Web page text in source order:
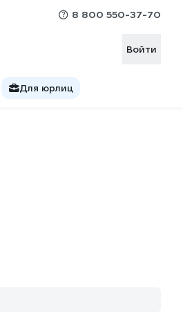
8 800 550-37-70
Войти
Для юрлиц